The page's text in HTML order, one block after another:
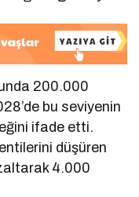
200.000
bu seviyenin
ifade etti.
düşüren
4.000